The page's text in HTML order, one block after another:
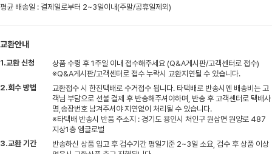
평균 배송일 : 결제일로부터 2~3일이내(주말/공휴일제외)
교환안내
1.교환 신청
상품 수령 후 1주일 이내 접수해주세요 (Q&A게시판/고객센터로 접수)
※Q&A게시판/고객센터로 접수 누락시 교환지연될 수 있습니다.
2.회수 방법
교환접수 시 한진택배로 수거접수 됩니다. 타택배로 반송시엔 배송비는 고
객님 부담으로 선불 결제 후 반송해주셔야하며, 반송 후 고객센터로 택배사
명,송장번호 남겨주셔야 지연없이 처리될 수 있습니다.
※타택배 반송시 반품 주소지 : 경기도 용인시 처인구 원삼면 원양로 487
지상1층 엠글로벌
3.교환 기간
반송하신 상품 입고 후 검수기간 평일기준 2~3일 소요, 검수 후 상품 이상